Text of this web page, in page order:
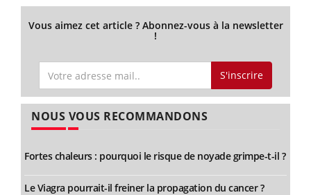
Vous aimez cet article ? Abonnez-vous à la newsletter
!
S'inscrire
NOUS VOUS RECOMMANDONS
Fortes chaleurs : pourquoi le risque de noyade grimpe-t-il ?
Le Viagra pourrait-il freiner la propagation du cancer ?